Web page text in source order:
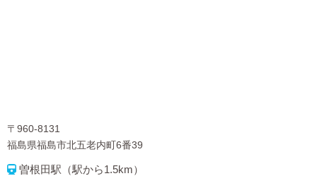
〒960-8131
福島県福島市北五老内町6番39
曽根田駅（駅から1.5km）